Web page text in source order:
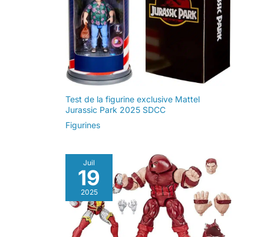
Test de la figurine exclusive Mattel
Jurassic Park 2025 SDCC
Figurines
Juil
19
2025